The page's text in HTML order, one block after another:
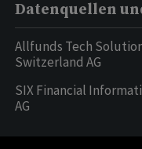
Datenquellen
Allfunds Tech
Switzerland AG
SIX Financial
AG